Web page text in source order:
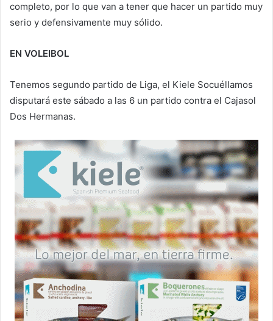
completo, por lo que van a tener que hacer un partido muy
serio y defensivamente muy sólido.
EN VOLEIBOL
Tenemos segundo partido de Liga, el Kiele Socuéllamos
disputará este sábado a las 6 un partido contra el Cajasol
Dos Hermanas.